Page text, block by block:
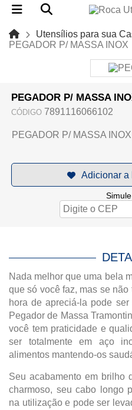
Utensílios para sua
PEGADOR P/ MASSA INOX
PEGADOR P/ MASSA
CÓDIGO 7891116066102
PEGADOR P/ MASSA INOX
Nada melhor que uma bela
que só você faz, mas se
hora de apreciá-la pode
Pegador de Massa
você tem praticidade e
ser totalmente em aço
alimentos mantendo-os
Seu acabamento em brilho
charmoso, seu cabo longo
na utilização e pode ser